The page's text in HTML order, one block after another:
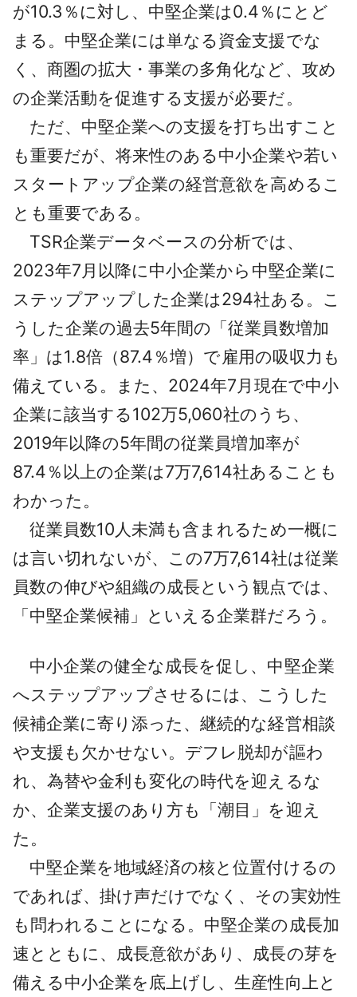
が10.3％に対し、中堅企業は0.4％にとど
まる。中堅企業には単なる資金支援でな
く、商圏の拡大・事業の多角化など、攻め
の企業活動を促進する支援が必要だ。
ただ、中堅企業への支援を打ち出すこと
も重要だが、将来性のある中小企業や若い
スタートアップ企業の経営意欲を高めるこ
とも重要である。
TSR企業データベースの分析では、
2023年7月以降に中小企業から中堅企業に
ステップアップした企業は294社ある。こ
うした企業の過去5年間の「従業員数増加
率」は1.8倍（87.4％増）で雇用の吸収力も
備えている。また、2024年7月現在で中小
企業に該当する102万5,060社のうち、
2019年以降の5年間の従業員増加率が
87.4％以上の企業は7万7,614社あることも
わかった。
従業員数10人未満も含まれるため一概に
は言い切れないが、この7万7,614社は従業
員数の伸びや組織の成長という観点では、
「中堅企業候補」といえる企業群だろう。
中小企業の健全な成長を促し、中堅企業
へステップアップさせるには、こうした
候補企業に寄り添った、継続的な経営相談
や支援も欠かせない。デフレ脱却が謳わ
れ、為替や金利も変化の時代を迎えるな
か、企業支援のあり方も「潮目」を迎え
た。
中堅企業を地域経済の核と位置付けるの
であれば、掛け声だけでなく、その実効性
も問われることになる。中堅企業の成長加
速とともに、成長意欲があり、成長の芽を
備える中小企業を底上げし、生産性向上と